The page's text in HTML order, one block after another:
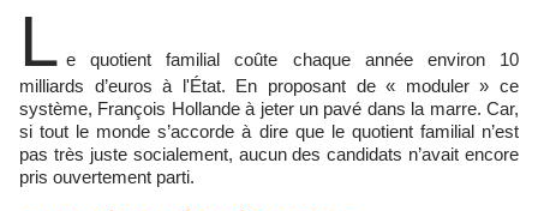
L e quotient familial coûte chaque année environ 10
milliards d’euros à l'État. En proposant de « moduler » ce
système, François Hollande à jeter un pavé dans la marre. Car,
si tout le monde s’accorde à dire que le quotient familial n’est
pas très juste socialement, aucun des candidats n’avait encore
pris ouvertement parti.